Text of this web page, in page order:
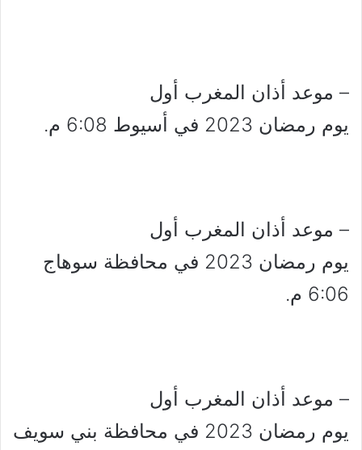
– موعد أذان المغرب أول
يوم رمضان 2023 في أسيوط 6:08 م.
– موعد أذان المغرب أول
يوم رمضان 2023 في محافظة سوهاج
6:06 م.
– موعد أذان المغرب أول
يوم رمضان 2023 في محافظة بني سويف